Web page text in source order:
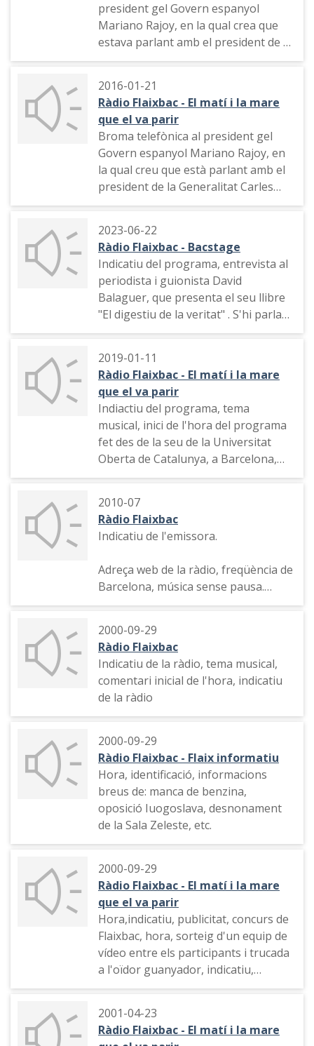
president gel Govern espanyol
Mariano Rajoy, en la qual crea que
estava parlant amb el president de la
Generalitat Carles Puigdemont, qui li
Reproducció de l'enregistrament i
explicació de l'equip del programa, al
canal de Twitch de Flaixbac
(flaixbacoficial), de com es va fer.
2016-01-21
Ràdio Flaixbac - El matí i la mare
que el va parir
Broma telefònica al president gel
Govern espanyol Mariano Rajoy, en
la qual creu que està parlant amb el
president de la Generalitat Carles
Puigdemont, qui li demana de poder
2023-06-22
Ràdio Flaixbac - Bacstage
Indicatiu del programa, entrevista al
periodista i guionista David
Balaguer, que presenta el seu llibre
"El digestiu de la veritat" . S'hi parla
del seu món creatiu, la feina a la
2019-01-11
Ràdio Flaixbac - El matí i la mare
que el va parir
Indiactiu del programa, tema
musical, inici de l'hora del programa
fet des de la seu de la Universitat
Oberta de Catalunya, a Barcelona,
intervenció del professor de la UOC
es fan quan comença un any
2010-07
Ràdio Flaixbac
Indicatiu de l'emissora.
Adreça web de la ràdio, freqüència de
Barcelona, música sense pausa.
i de l' hora.
2000-09-29
Ràdio Flaixbac
Indicatiu de la ràdio, tema musical,
comentari inicial de l'hora, indicatiu
de la ràdio
2000-09-29
Ràdio Flaixbac - Flaix informatiu
Hora, identificació, informacions
breus de: manca de benzina,
oposició Iuogoslava, desnonament
de la Sala Zeleste, etc.
2000-09-29
Ràdio Flaixbac - El matí i la mare
que el va parir
Hora,indicatiu, publicitat, concurs de
Flaixbac, hora, sorteig d'un equip de
vídeo entre els participants i trucada
a l'oïdor guanyador, indicatiu,
publicitat, indicatiu, repàs a les
tenir una invitació per anar al
cinema, crònica des del Festival de
2001-04-23
Ràdio Flaixbac - El matí i la mare